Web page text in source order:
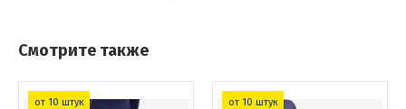
Смотрите также
от 10 штук от 10 штук